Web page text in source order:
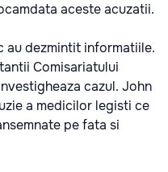
aceste acuzatii.
au dezmintit informatiile.
Comisariatului
cazul. John
a medicilor legisti ce
pe fata si